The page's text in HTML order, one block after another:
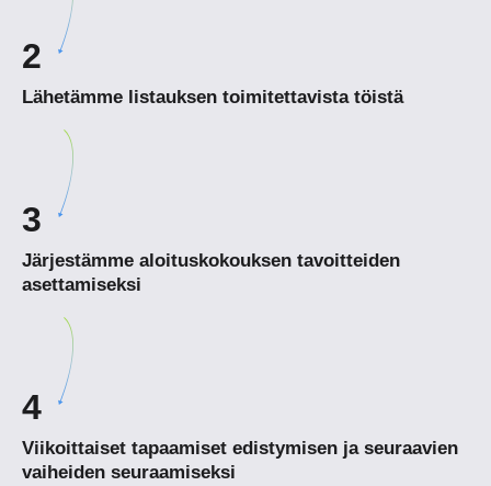
2
Lähetämme listauksen toimitettavista töistä
3
Järjestämme aloituskokouksen tavoitteiden
asettamiseksi
4
Viikoittaiset tapaamiset edistymisen ja seuraavien
vaiheiden seuraamiseksi